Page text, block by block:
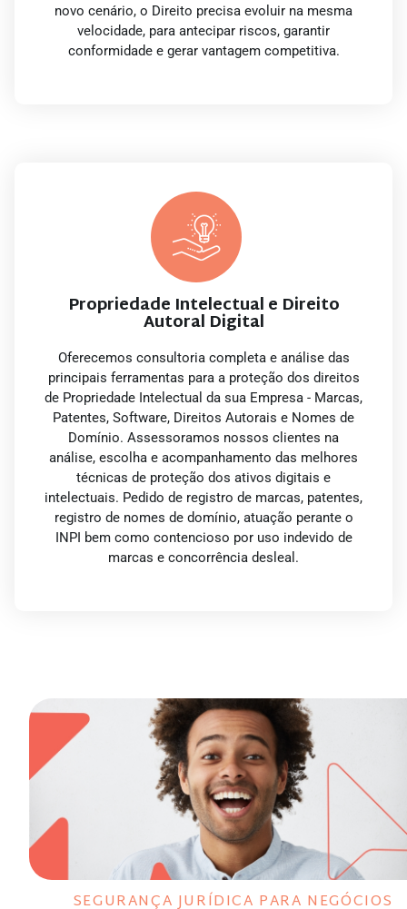
novo cenário, o Direito precisa evoluir na mesma
velocidade, para antecipar riscos, garantir
conformidade e gerar vantagem competitiva.
Propriedade Intelectual e Direito
Autoral Digital
Oferecemos consultoria completa e análise das
principais ferramentas para a proteção dos direitos
de Propriedade Intelectual da sua Empresa - Marcas,
Patentes, Software, Direitos Autorais e Nomes de
Domínio. Assessoramos nossos clientes na
análise, escolha e acompanhamento das melhores
técnicas de proteção dos ativos digitais e
intelectuais. Pedido de registro de marcas, patentes,
registro de nomes de domínio, atuação perante o
INPI bem como contencioso por uso indevido de
marcas e concorrência desleal.
SEGURANÇA JURÍDICA PARA NEGÓCIOS